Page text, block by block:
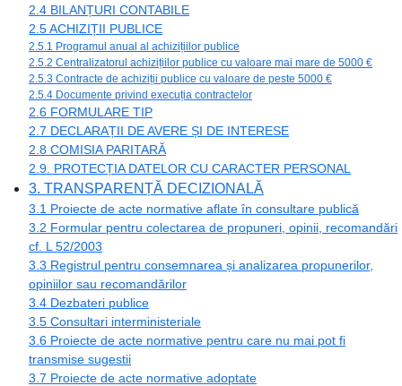
2.4 BILANȚURI CONTABILE
2.5 ACHIZIȚII PUBLICE
2.5.1 Programul anual al achizițiilor publice
2.5.2 Centralizatorul achizițiilor publice cu valoare mai mare de 5000 €
2.5.3 Contracte de achiziții publice cu valoare de peste 5000 €
2.5.4 Documente privind execuția contractelor
2.6 FORMULARE TIP
2.7 DECLARAȚII DE AVERE ȘI DE INTERESE
2.8 COMISIA PARITARĂ
2.9. PROTECȚIA DATELOR CU CARACTER PERSONAL
3. TRANSPARENȚĂ DECIZIONALĂ
3.1 Proiecte de acte normative aflate în consultare publică
3.2 Formular pentru colectarea de propuneri, opinii, recomandări
cf. L 52/2003
3.3 Registrul pentru consemnarea și analizarea propunerilor,
opiniilor sau recomandărilor
3.4 Dezbateri publice
3.5 Consultari interministeriale
3.6 Proiecte de acte normative pentru care nu mai pot fi
transmise sugestii
3.7 Proiecte de acte normative adoptate